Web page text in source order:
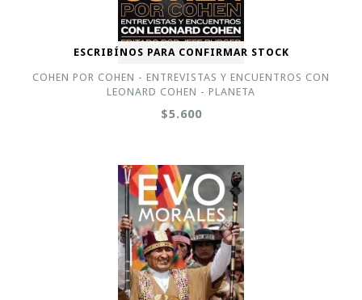
ESCRIBÍNOS PARA CONFIRMAR STOCK
COHEN POR COHEN - ENTREVISTAS Y ENCUENTROS CON
LEONARD COHEN - PLANETA
$5.600